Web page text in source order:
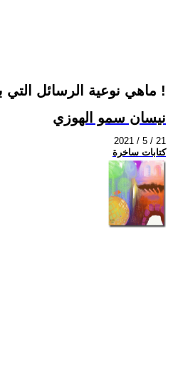
ماهي نوعية الرسائل التي بعثها الله للأرض !
نيسان سمو الهوزي
2021 / 5 / 21
كتابات ساخرة